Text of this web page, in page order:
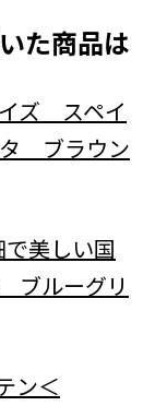
た商品は
イズ スペイ
タ ブラウン
美しい国
ルーグリ
ン＜